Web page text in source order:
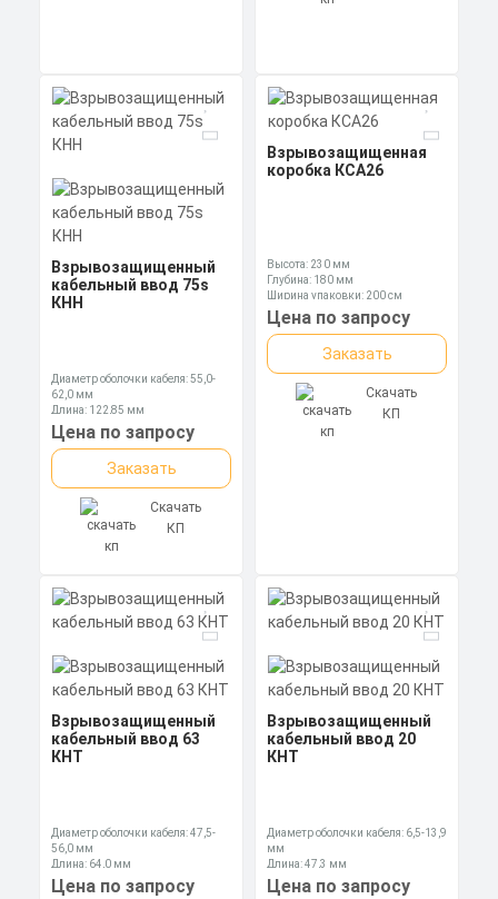
Взрывозащищенный
кабельный ввод 75s
КНН
Диаметр оболочки кабеля: 55,0-
62,0 мм
Длина: 122,85 мм
Ключ: 85 мм
Цена по запросу
Заказать
Скачать
КП
Взрывозащищенная
коробка КСА26
Высота: 230 мм
Глубина: 180 мм
Ширина упаковки: 200 см
Цена по запросу
Заказать
Скачать
КП
Взрывозащищенный
кабельный ввод 63
КНТ
Диаметр оболочки кабеля: 47,5-
56,0 мм
Длина: 64,0 мм
Ключ: 75 мм
Цена по запросу
Взрывозащищенный
кабельный ввод 20
КНТ
Диаметр оболочки кабеля: 6,5-13,9
мм
Длина: 47,3 мм
Ключ: 27 мм
Цена по запросу